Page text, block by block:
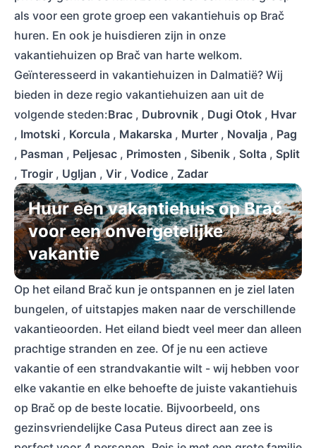
als voor een grote groep een vakantiehuis op Brač
huren. En ook je huisdieren zijn in onze
vakantiehuizen op Brač van harte welkom.
Geïnteresseerd in vakantiehuizen in Dalmatië? Wij
bieden in deze regio vakantiehuizen aan uit de
volgende steden:Brac , Dubrovnik , Dugi Otok , Hvar
, Imotski , Korcula , Makarska , Murter , Novalja , Pag
, Pasman , Peljesac , Primosten , Sibenik , Solta , Split
, Trogir , Ugljan , Vir , Vodice , Zadar
Huur een vakantiehuis op Brač
voor een onvergetelijke
vakantie
Op het eiland Brač kun je ontspannen en je ziel laten
bungelen, of uitstapjes maken naar de verschillende
vakantieoorden. Het eiland biedt veel meer dan alleen
prachtige stranden en zee. Of je nu een actieve
vakantie of een strandvakantie wilt - wij hebben voor
elke vakantie en elke behoefte de juiste vakantiehuis
op Brač op de beste locatie. Bijvoorbeeld, ons
gezinsvriendelijke Casa Puteus direct aan zee is